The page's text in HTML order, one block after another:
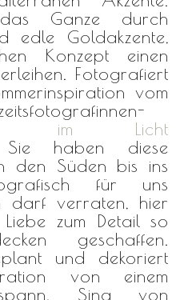
Ganze durch
edle Goldakzente,
Konzept einen
Fotografiert
vom
im Licht
haben diese
den Süden bis ins
für uns
darf verraten, hier
zum Detail so
geschaffen.
und dekoriert
von einem
Sina von